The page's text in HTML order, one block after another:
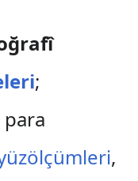
;
para
,